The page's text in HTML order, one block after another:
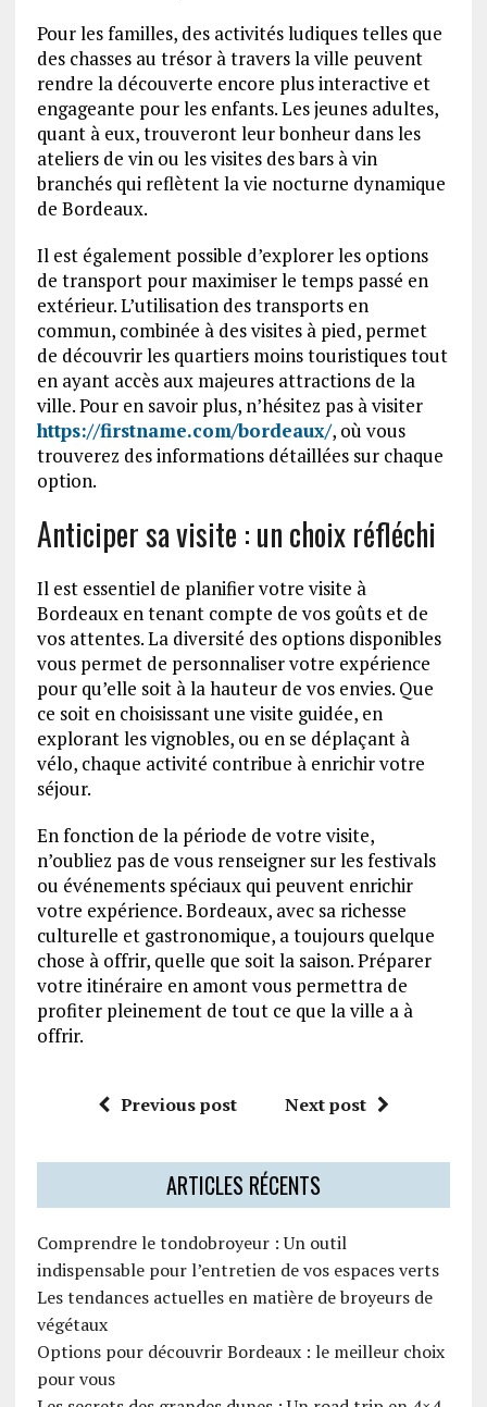
Pour les familles, des activités ludiques telles que
des chasses au trésor à travers la ville peuvent
rendre la découverte encore plus interactive et
engageante pour les enfants. Les jeunes adultes,
quant à eux, trouveront leur bonheur dans les
ateliers de vin ou les visites des bars à vin
branchés qui reflètent la vie nocturne dynamique
de Bordeaux.
Il est également possible d’explorer les options
de transport pour maximiser le temps passé en
extérieur. L’utilisation des transports en
commun, combinée à des visites à pied, permet
de découvrir les quartiers moins touristiques tout
en ayant accès aux majeures attractions de la
ville. Pour en savoir plus, n’hésitez pas à visiter
https://firstname.com/bordeaux/, où vous
trouverez des informations détaillées sur chaque
option.
Anticiper sa visite : un choix réfléchi
Il est essentiel de planifier votre visite à
Bordeaux en tenant compte de vos goûts et de
vos attentes. La diversité des options disponibles
vous permet de personnaliser votre expérience
pour qu’elle soit à la hauteur de vos envies. Que
ce soit en choisissant une visite guidée, en
explorant les vignobles, ou en se déplaçant à
vélo, chaque activité contribue à enrichir votre
séjour.
En fonction de la période de votre visite,
n’oubliez pas de vous renseigner sur les festivals
ou événements spéciaux qui peuvent enrichir
votre expérience. Bordeaux, avec sa richesse
culturelle et gastronomique, a toujours quelque
chose à offrir, quelle que soit la saison. Préparer
votre itinéraire en amont vous permettra de
profiter pleinement de tout ce que la ville a à
offrir.
Previous post Next post
ARTICLES RÉCENTS
Comprendre le tondobroyeur : Un outil
indispensable pour l’entretien de vos espaces verts
Les tendances actuelles en matière de broyeurs de
végétaux
Options pour découvrir Bordeaux : le meilleur choix
pour vous